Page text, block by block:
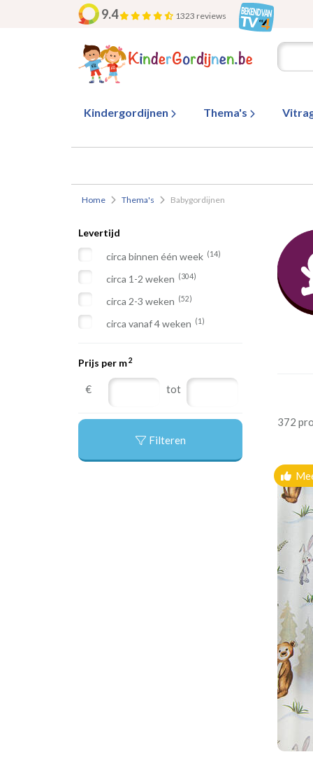
9.4 1323 reviews
Kindergordijnen Thema's
Home Thema's Babygordijnen
Levertijd
circa binnen één week (14)
circa 1-2 weken (304)
circa 2-3 weken (52)
circa vanaf 4 weken (1)
Prijs per m2
€ tot
Filteren
372